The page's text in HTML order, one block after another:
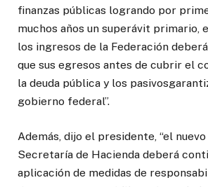
finanzas públicas logrando por
muchos años un superávit primario,
los ingresos de la Federación
que sus egresos antes de cubrir el
la deuda pública y los
gobierno federal”.
Además, dijo el presidente, “el
Secretaría de Hacienda deberá
aplicación de medidas de